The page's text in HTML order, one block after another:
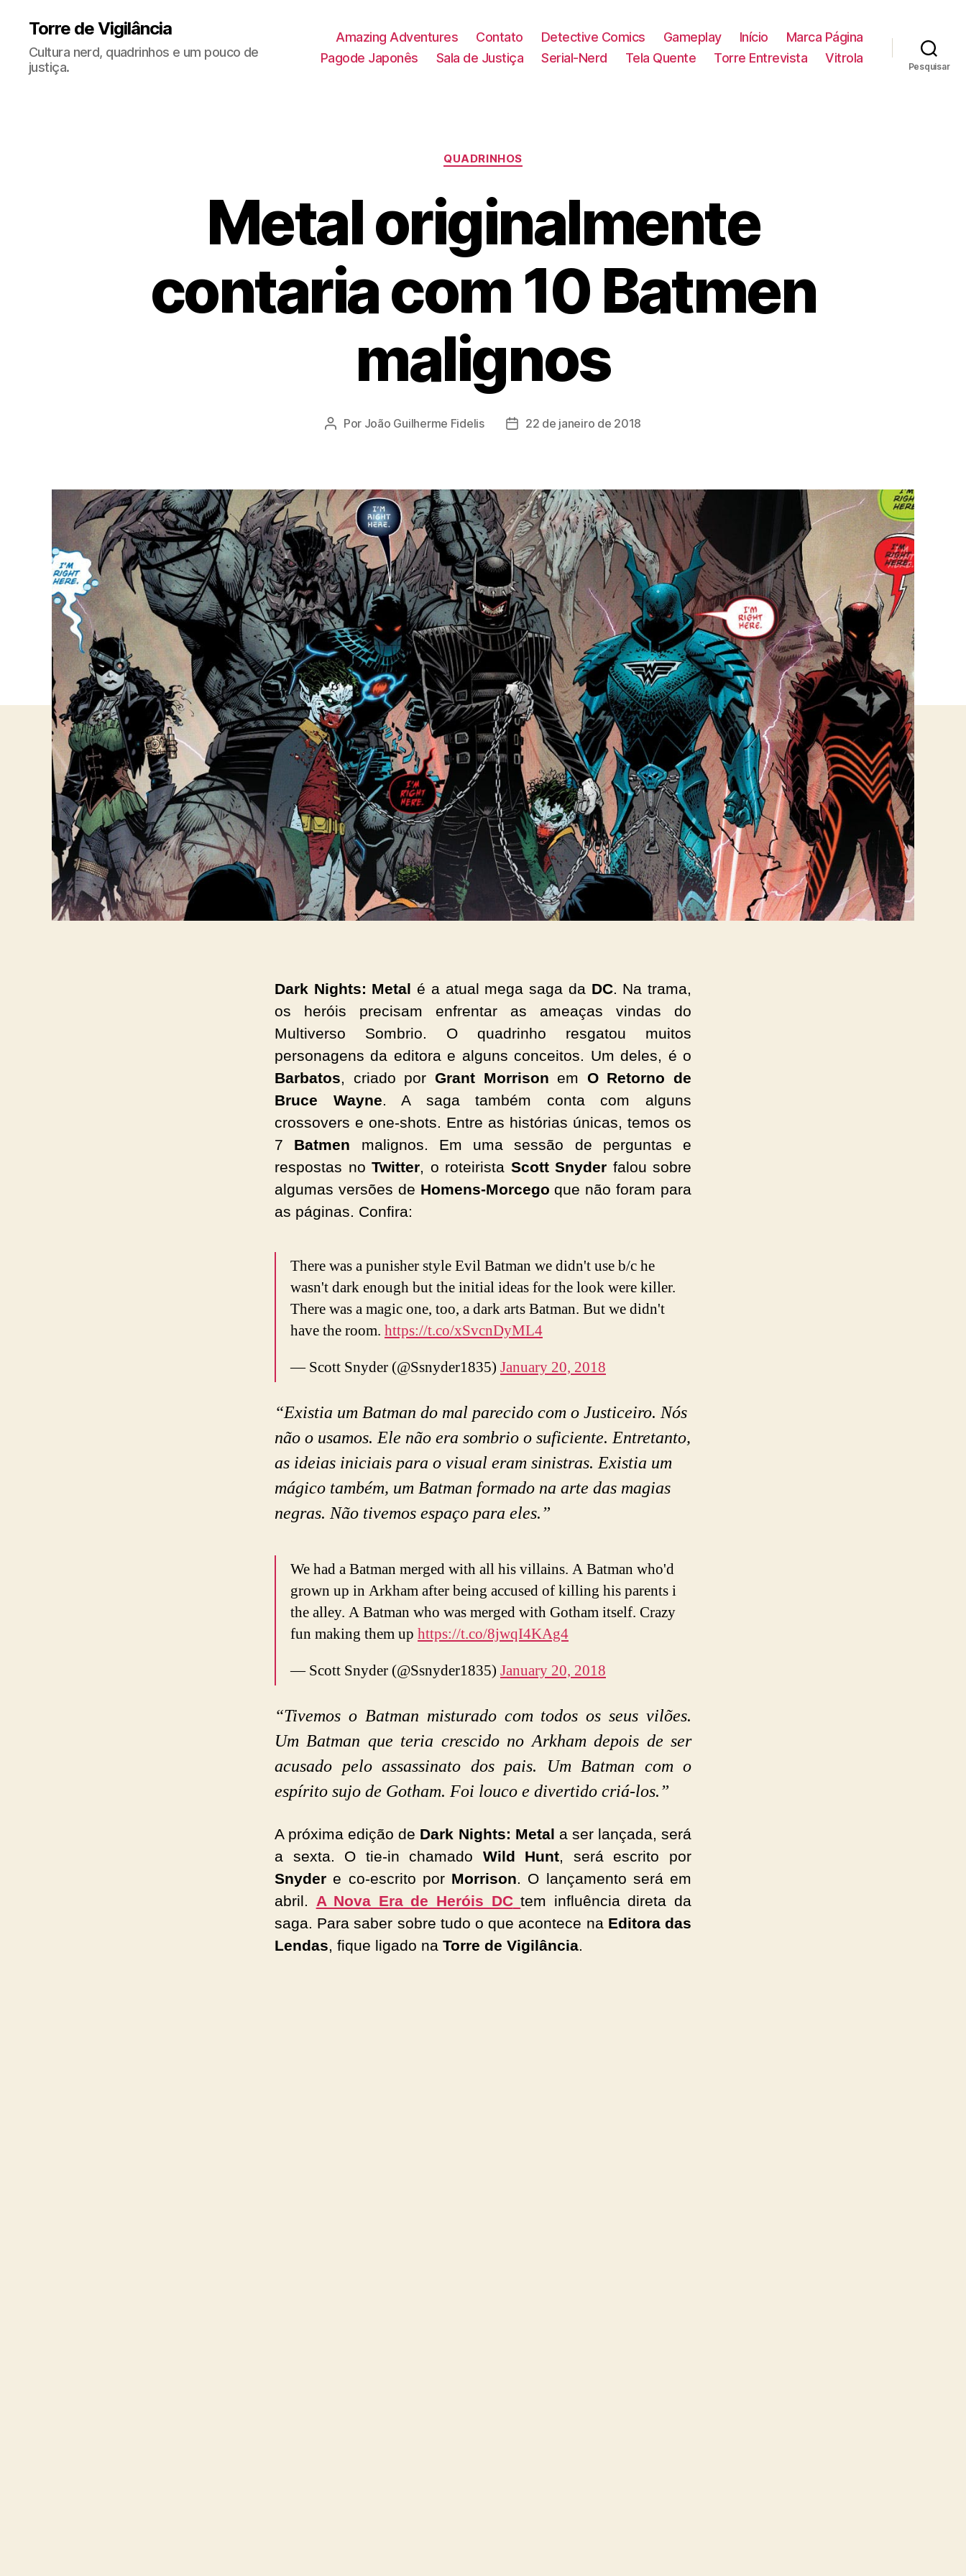
Torre de Vigilância
Cultura nerd, quadrinhos e um pouco de
justiça.
Amazing Adventures Contato Detective Comics Gameplay Início
Marca Página
Pagode Japonês
Sala de Justiça Serial-Nerd Tela Quente Torre Entrevista Vitrola
Pesquisar
Categorias
QUADRINHOS
Metal originalmente
contaria com 10 Batmen
malignos
Autor
Por João Guilherme Fidelis
Data22 de janeiro de 2018
Dark Nights: Metal é a atual mega saga da DC. Na trama,
os heróis precisam enfrentar as ameaças vindas do
Multiverso Sombrio. O quadrinho resgatou muitos
personagens da editora e alguns conceitos. Um deles, é o
Barbatos , criado por Grant Morrison em O Retorno de
Bruce Wayne . A saga também conta com alguns
crossovers e one-shots. Entre as histórias únicas, temos os
7 Batmen malignos. Em uma sessão de perguntas e
respostas no Twitter , o roteirista Scott Snyder falou sobre
algumas versões de Homens-Morcego que não foram para
as páginas. Confira:
There was a punisher style Evil Batman we didn't use b/c he
wasn't dark enough but the initial ideas for the look were killer.
There was a magic one, too, a dark arts Batman. But we didn't
have the room. https://t.co/xSvcnDyML4
— Scott Snyder (@Ssnyder1835) January 20, 2018
“Existia um Batman do mal parecido com o Justiceiro. Nós
não o usamos. Ele não era sombrio o suficiente. Entretanto,
as ideias iniciais para o visual eram sinistras. Existia um
mágico também, um Batman formado na arte das magias
negras. Não tivemos espaço para eles.”
We had a Batman merged with all his villains. A Batman who'd
grown up in Arkham after being accused of killing his parents i
the alley. A Batman who was merged with Gotham itself. Crazy
fun making them up https://t.co/8jwqI4KAg4
— Scott Snyder (@Ssnyder1835) January 20, 2018
“Tivemos o Batman misturado com todos os seus vilões.
Um Batman que teria crescido no Arkham depois de ser
acusado pelo assassinato dos pais. Um Batman com o
espírito sujo de Gotham. Foi louco e divertido criá-los.”
A próxima edição de Dark Nights: Metal a ser lançada, será
a sexta. O tie-in chamado Wild Hunt, será escrito por
Snyder e co-escrito por Morrison. O lançamento será em
abril. A Nova Era de Heróis DC tem influência direta da
saga. Para saber sobre tudo o que acontece na Editora das
Lendas, fique ligado na Torre de Vigilância.